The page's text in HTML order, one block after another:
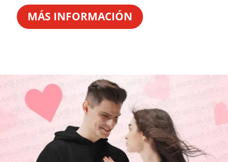
MÁS INFORMACIÓN